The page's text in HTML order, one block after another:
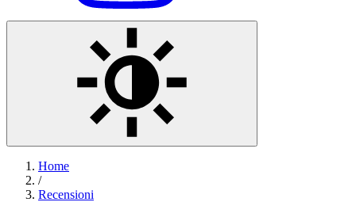
Home
/
Recensioni